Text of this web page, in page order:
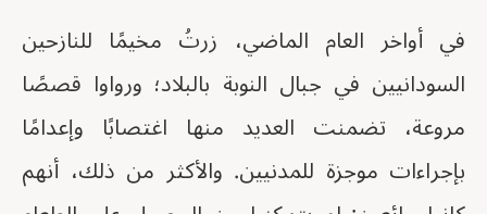
في أواخر العام الماضي، زرتُ مخيمًا للنازحين
السودانيين في جبال النوبة بالبلاد؛ ورواوا قصصًا
مروعة، تضمنت العديد منها اغتصابًا وإعدامًا
بإجراءات موجزة للمدنيين. والأكثر من ذلك، أنهم